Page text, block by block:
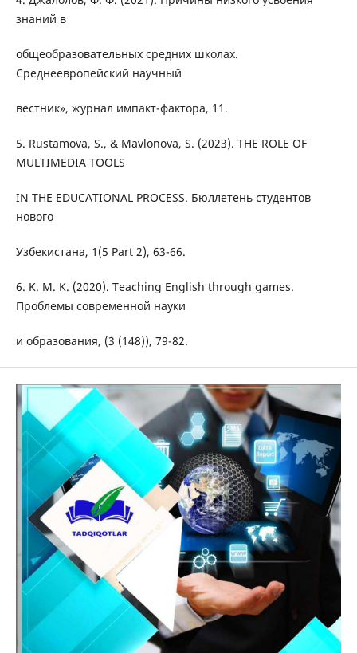
знаний в
общеобразовательных средних школах.
Среднеевропейский научный
вестник», журнал импакт-фактора, 11.
5. Rustamova, S., & Mavlonova, S. (2023). THE ROLE OF
MULTIMEDIA TOOLS
IN THE EDUCATIONAL PROCESS. Бюллетень студентов
нового
Узбекистана, 1(5 Part 2), 63-66.
6. K. M. K. (2020). Teaching English through games.
Проблемы современной науки
и образования, (3 (148)), 79-82.